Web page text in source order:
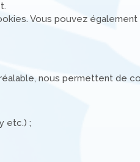
Vous pouvez
nous permettent de
etc.) ;